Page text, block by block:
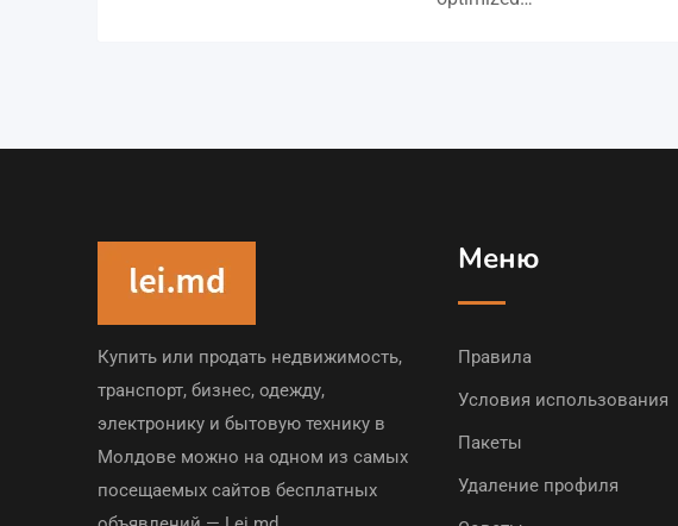
Купить или продать недвижимость,
транспорт, бизнес, одежду,
электронику и бытовую технику в
Молдове можно на одном из самых
посещаемых сайтов бесплатных
Меню
Правила
Условия использования
Пакеты
Удаление профиля